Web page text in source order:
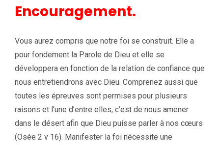
Encouragement.
Vous aurez compris que notre foi se construit. Elle a
pour fondement la Parole de Dieu et elle se
développera en fonction de la relation de confiance que
nous entretiendrons avec Dieu. Comprenez aussi que
toutes les épreuves sont permises pour plusieurs
raisons et l’une d’entre elles, c’est de nous amener
dans le désert afin que Dieu puisse parler à nos cœurs
(Osée 2 v 16). Manifester la foi nécessite une